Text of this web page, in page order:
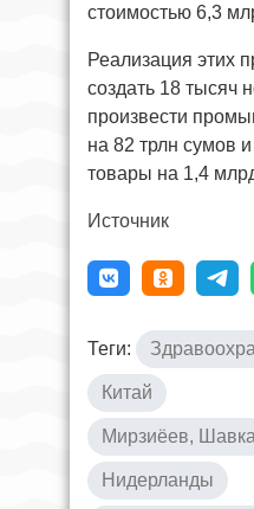
стоимостью 6,3
Реализация этих
создать 18 тысяч
произвести
на 82 трлн сумов
товары на 1,4
Источник
Теги:
Китай
Мирзиёев,
Нидерланды